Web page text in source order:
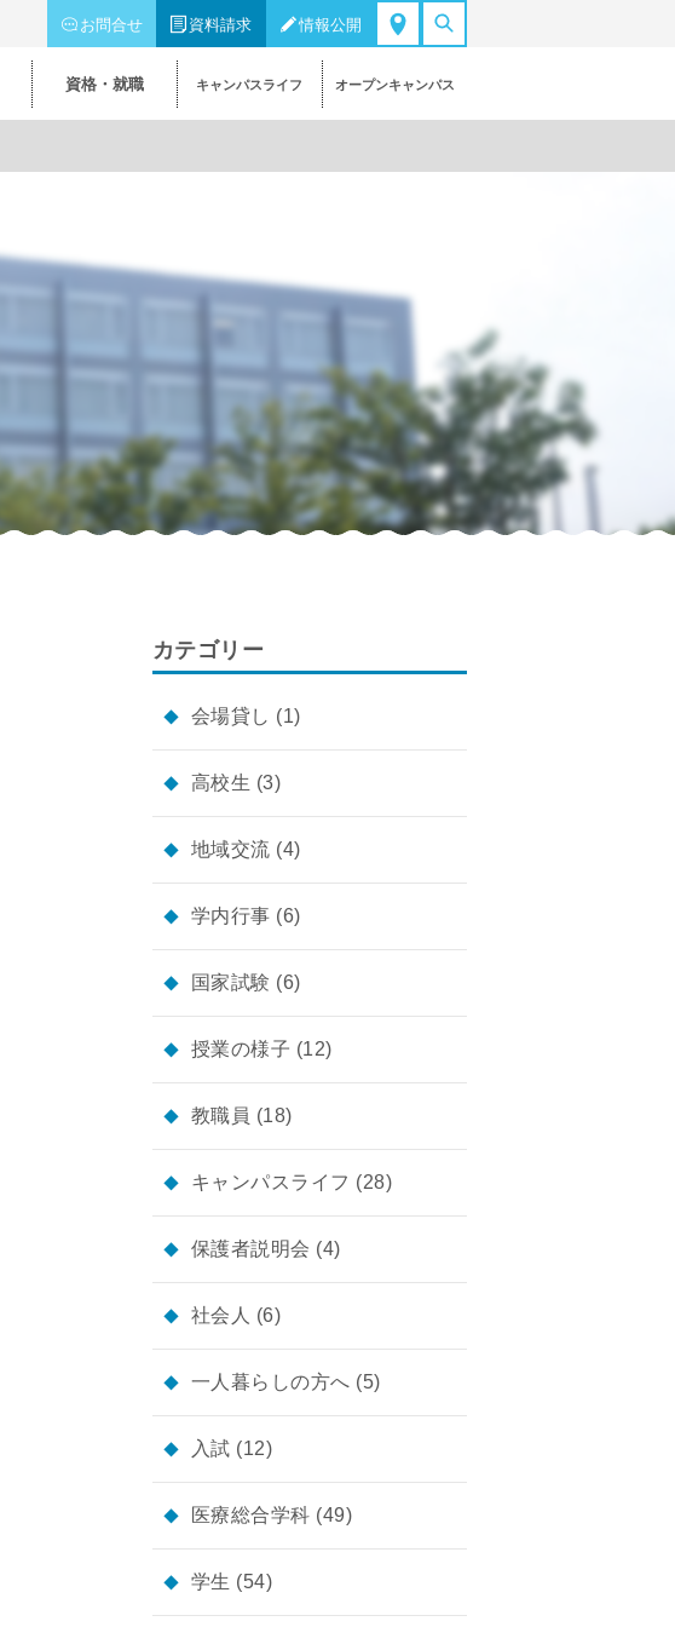
お問合せ 資料請求 情報公開
資格・就職 キャンパスライフ オープンキャンパス
カテゴリー
会場貸し (1)
高校生 (3)
地域交流 (4)
学内行事 (6)
国家試験 (6)
授業の様子 (12)
教職員 (18)
キャンパスライフ (28)
保護者説明会 (4)
社会人 (6)
一人暮らしの方へ (5)
入試 (12)
医療総合学科 (49)
学生 (54)